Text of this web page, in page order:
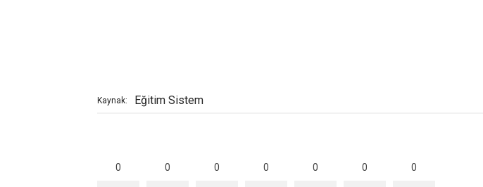
Kaynak: Eğitim Sistem
0 0 0 0 0 0 0